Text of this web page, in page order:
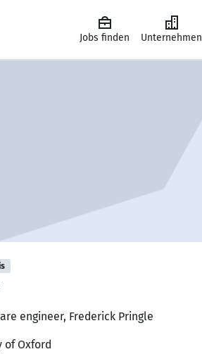
Jobs finden Unternehmen
engineer, Frederick Pringle
of Oxford